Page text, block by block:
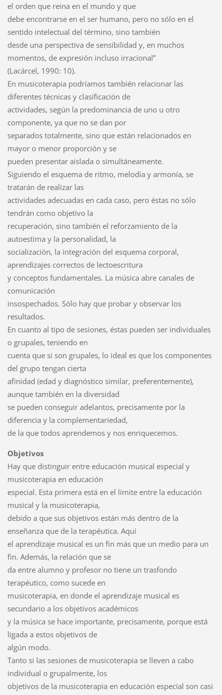
el orden que reina en el mundo y que
debe encontrarse en el ser humano, pero no sólo en el
sentido intelectual del término, sino también
desde una perspectiva de sensibilidad y, en muchos
momentos, de expresión incluso irracional”
(Lacárcel, 1990: 10).
En musicoterapia podríamos también relacionar las
diferentes técnicas y clasificación de
actividades, según la predominancia de uno u otro
componente, ya que no se dan por
separados totalmente, sino que están relacionados en
mayor o menor proporción y se
pueden presentar aislada o simultáneamente.
Siguiendo el esquema de ritmo, melodía y armonía, se
tratarán de realizar las
actividades adecuadas en cada caso, pero éstas no sólo
tendrán como objetivo la
recuperación, sino también el reforzamiento de la
autoestima y la personalidad, la
socialización, la integración del esquema corporal,
aprendizajes correctos de lectoescritura
y conceptos fundamentales. La música abre canales de
comunicación
insospechados. Sólo hay que probar y observar los
resultados.
En cuanto al tipo de sesiones, éstas pueden ser individuales
o grupales, teniendo en
cuenta que si son grupales, lo ideal es que los componentes
del grupo tengan cierta
afinidad (edad y diagnóstico similar, preferentemente),
aunque también en la diversidad
se pueden conseguir adelantos, precisamente por la
diferencia y la complementariedad,
de la que todos aprendemos y nos enriquecemos.
Objetivos
Hay que distinguir entre educación musical especial y
musicoterapia en educación
especial. Esta primera está en el límite entre la educación
musical y la musicoterapia,
debido a que sus objetivos están más dentro de la
enseñanza que de la terapéutica. Aquí
el aprendizaje musical es un fin más que un medio para un
fin. Además, la relación que se
da entre alumno y profesor no tiene un trasfondo
terapéutico, como sucede en
musicoterapia, en donde el aprendizaje musical es
secundario a los objetivos académicos
y la música se hace importante, precisamente, porque está
ligada a estos objetivos de
algún modo.
Tanto si las sesiones de musicoterapia se lleven a cabo
individual o grupalmente, los
objetivos de la musicoterapia en educación especial son casi